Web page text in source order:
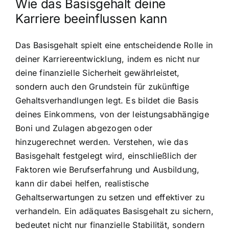
Wie das Basisgehalt deine
Karriere beeinflussen kann
Das Basisgehalt spielt eine entscheidende Rolle in
deiner Karriereentwicklung, indem es nicht nur
deine finanzielle Sicherheit gewährleistet,
sondern auch den Grundstein für zukünftige
Gehaltsverhandlungen legt. Es bildet die Basis
deines Einkommens, von der leistungsabhängige
Boni und Zulagen abgezogen oder
hinzugerechnet werden. Verstehen, wie das
Basisgehalt festgelegt wird, einschließlich der
Faktoren wie Berufserfahrung und Ausbildung,
kann dir dabei helfen, realistische
Gehaltserwartungen zu setzen und effektiver zu
verhandeln. Ein adäquates Basisgehalt zu sichern,
bedeutet nicht nur finanzielle Stabilität, sondern